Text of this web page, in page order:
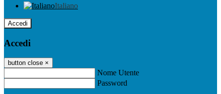
Italiano
Accedi
Accedi
button close ×
Nome Utente
Password